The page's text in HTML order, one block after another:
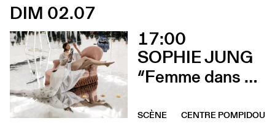
DIM 02.07
17:00
SOPHIE JUNG
“Femme dans un extérieur (La Pisseuse)”
CENTRE POMPIDOU
SCÈNE